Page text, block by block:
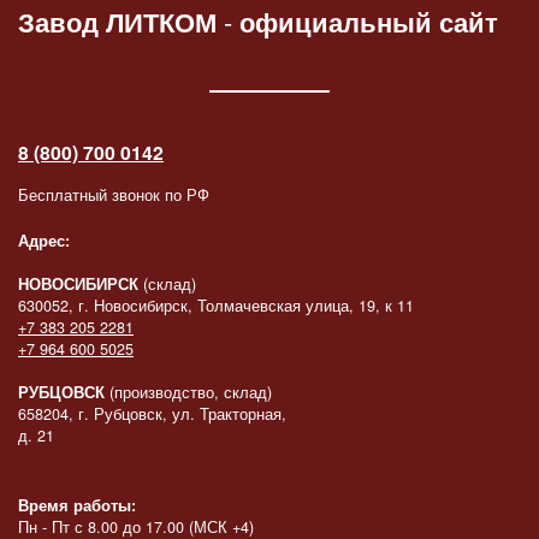
Завод ЛИТКОМ -официальный сайт
8 (800) 700 0142
Бесплатный звонок по РФ
Адрес:
НОВОСИБИРСК (склад)
630052, г. Новосибирск, Толмачевская улица, 19, к 11
+7 383 205 2281
+7 964 600 5025
РУБЦОВСК (производство, склад)
658204, г. Рубцовск, ул. Тракторная,
д. 21
Время работы:
Пн - Пт с 8.00 до 17.00 (МСК +4)